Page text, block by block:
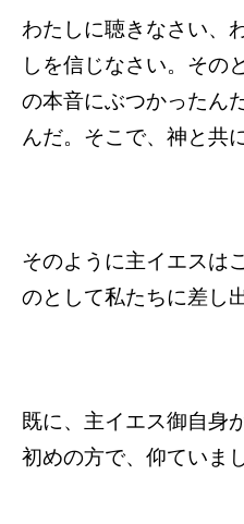
わたしに聴きなさい、
しを信じなさい。その
の本音にぶつかったん
んだ。そこで、神と共
そのように主イエスは
のとして私たちに差し
既に、主イエス御自身
初めの方で、仰ていま